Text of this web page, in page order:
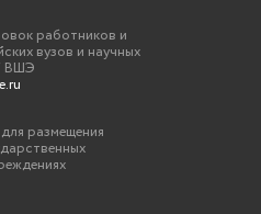
работников и
вузов и научных
ВШЭ
размещения